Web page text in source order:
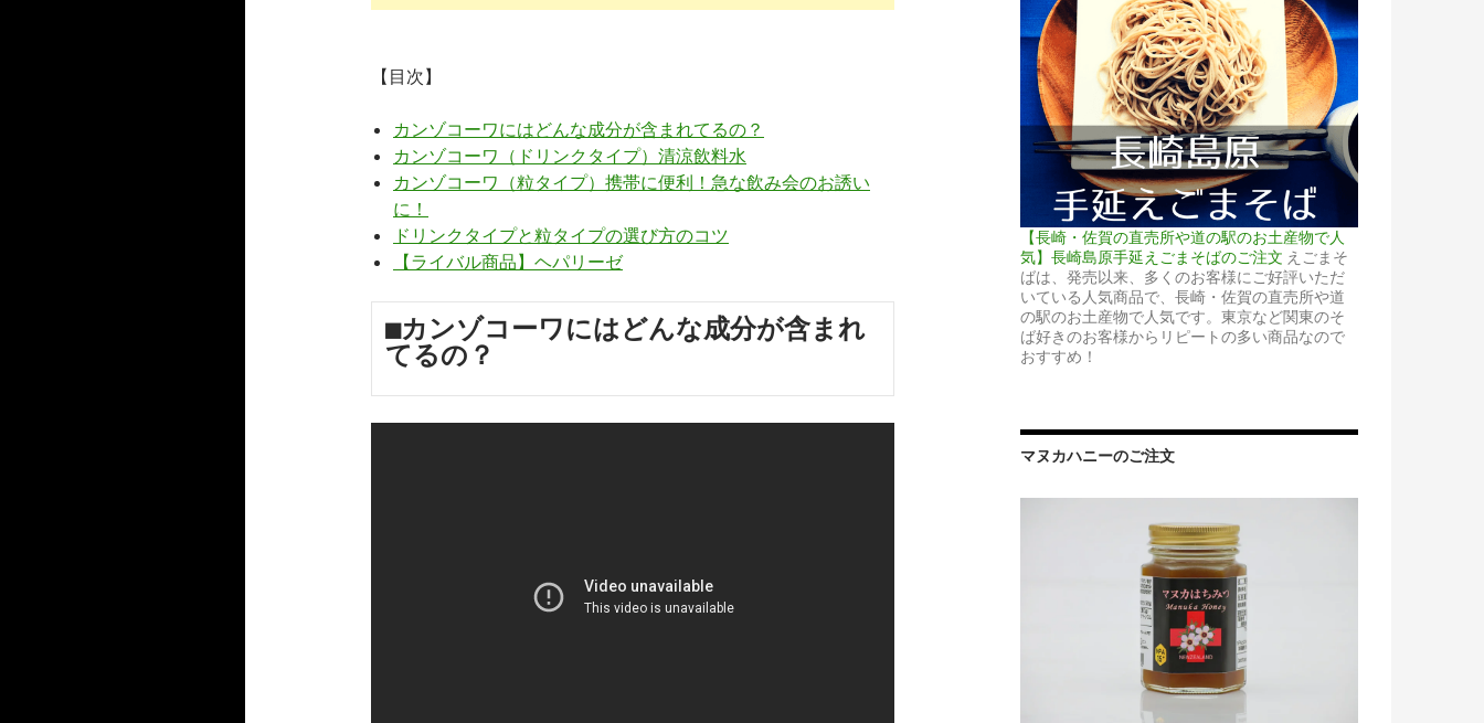
【目次】
カンゾコーワにはどんな成分が含まれてるの？
カンゾコーワ（ドリンクタイプ）清涼飲料水
カンゾコーワ（粒タイプ）携帯に便利！急な飲み会のお誘い
に！
ドリンクタイプと粒タイプの選び方のコツ
【ライバル商品】ヘパリーゼ
■カンゾコーワにはどんな成分が含まれ
てるの？
【長崎・佐賀の直売所や道の駅のお土産物で人
気】長崎島原手延えごまそばのご注文 えごまそ
ばは、発売以来、多くのお客様にご好評いただ
いている人気商品で、長崎・佐賀の直売所や道
の駅のお土産物で人気です。東京など関東のそ
ば好きのお客様からリピートの多い商品なので
おすすめ！
マヌカハニーのご注文